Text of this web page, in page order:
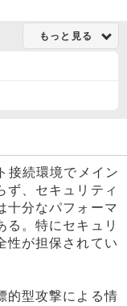
もっと見る
接続環境でメイン
ず、セキュリティ
十分なパフォーマ
る。特にセキュリ
性が担保されてい
的型攻撃による情